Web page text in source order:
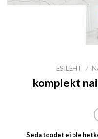
ESILEHT /
komplekt
Seda toodet ei ole